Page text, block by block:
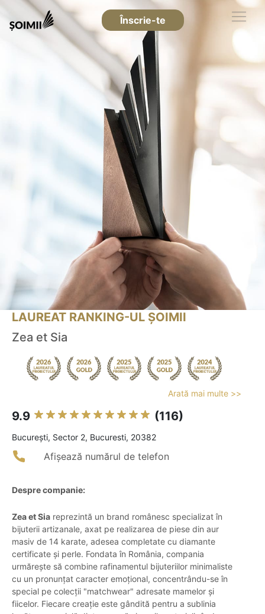
Înscrie-te
LAUREAT RANKING-UL ȘOIMII
Zea et Sia
Arată mai multe >>
9.9 (116)
Bucureşti, Sector 2, Bucuresti, 20382
Afișează numărul de telefon
Despre companie:
Zea et Sia reprezintă un brand românesc specializat în
bijuterii artizanale, axat pe realizarea de piese din aur
masiv de 14 karate, adesea completate cu diamante
certificate și perle. Fondata în România, compania
urmărește să combine rafinamentul bijuteriilor minimaliste
cu un pronunțat caracter emoțional, concentrându-se în
special pe colecții "matchwear" adresate mamelor și
fiicelor. Fiecare creație este gândită pentru a sublinia